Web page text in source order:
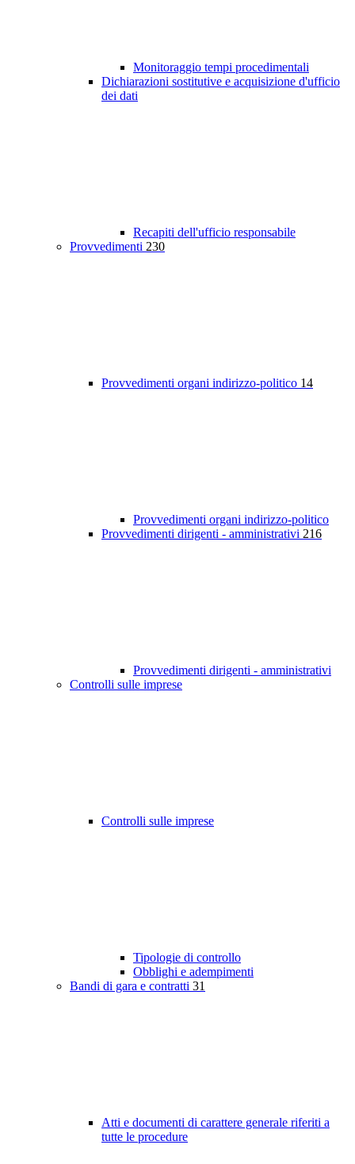
Monitoraggio tempi procedimentali
Dichiarazioni sostitutive e acquisizione d'ufficio
dei dati
Recapiti dell'ufficio responsabile
Provvedimenti 230
Provvedimenti organi indirizzo-politico 14
Provvedimenti organi indirizzo-politico
Provvedimenti dirigenti - amministrativi 216
Provvedimenti dirigenti - amministrativi
Controlli sulle imprese
Controlli sulle imprese
Tipologie di controllo
Obblighi e adempimenti
Bandi di gara e contratti 31
Atti e documenti di carattere generale riferiti a
tutte le procedure